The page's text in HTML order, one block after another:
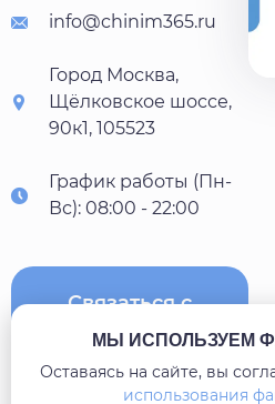
info@chinim365.ru
Город Москва,
Щёлковское шоссе,
90к1, 105523
График работы (Пн-
Вс): 08:00 - 22:00
Связаться с
МЫ ИСПОЛЬЗУЕМ
Оставаясь на сайте, вы
использования